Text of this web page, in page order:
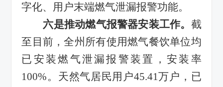
字化、用户末端燃气泄漏报警功能。
六是推动燃气报警器安装工作。 截
至目前，全州所有使用燃气餐饮单位均
已安装燃气泄漏报警装置，安装率
100%。天然气居民用户45.41万户，已